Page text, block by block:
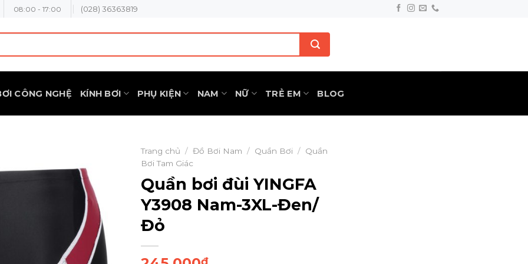
08:00 - 17:00 (028) 36363819
CÔNG NGHỆ KÍNH BƠI PHỤ KIỆN NAM NỮ TRẺ EM BLOG
Trang chủ / Đồ Bơi Nam / Quần Bơi / Quần
Bơi Tam Giác
Quần bơi đùi YINGFA
Y3908 Nam-3XL-Đen/
Đỏ